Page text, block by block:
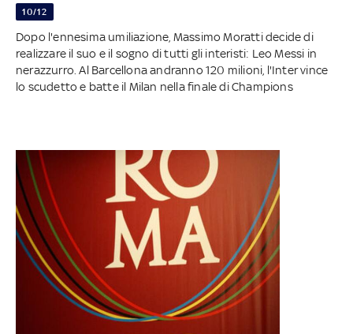
10/12
Dopo l'ennesima umiliazione, Massimo Moratti decide di
realizzare il suo e il sogno di tutti gli interisti: Leo Messi in
nerazzurro. Al Barcellona andranno 120 milioni, l'Inter vince
lo scudetto e batte il Milan nella finale di Champions